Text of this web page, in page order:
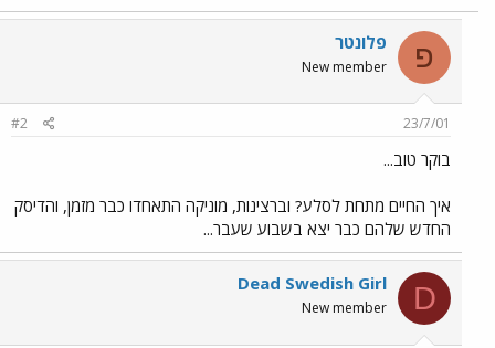
פ פלונטר
New member
23/7/01
#2
בוקר טוב...
איך החיים מתחת לסלע? וברצינות, מוניקה התאחדו כבר מזמן, והדיסק
החדש שלהם כבר יצא בשבוע שעבר...
D
Dead Swedish Girl
New member